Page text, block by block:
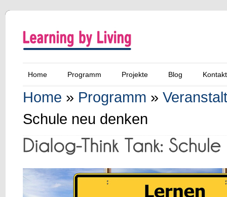
Home Programm Projekte Blog Kontakt
Home » Programm »
Schule neu denken